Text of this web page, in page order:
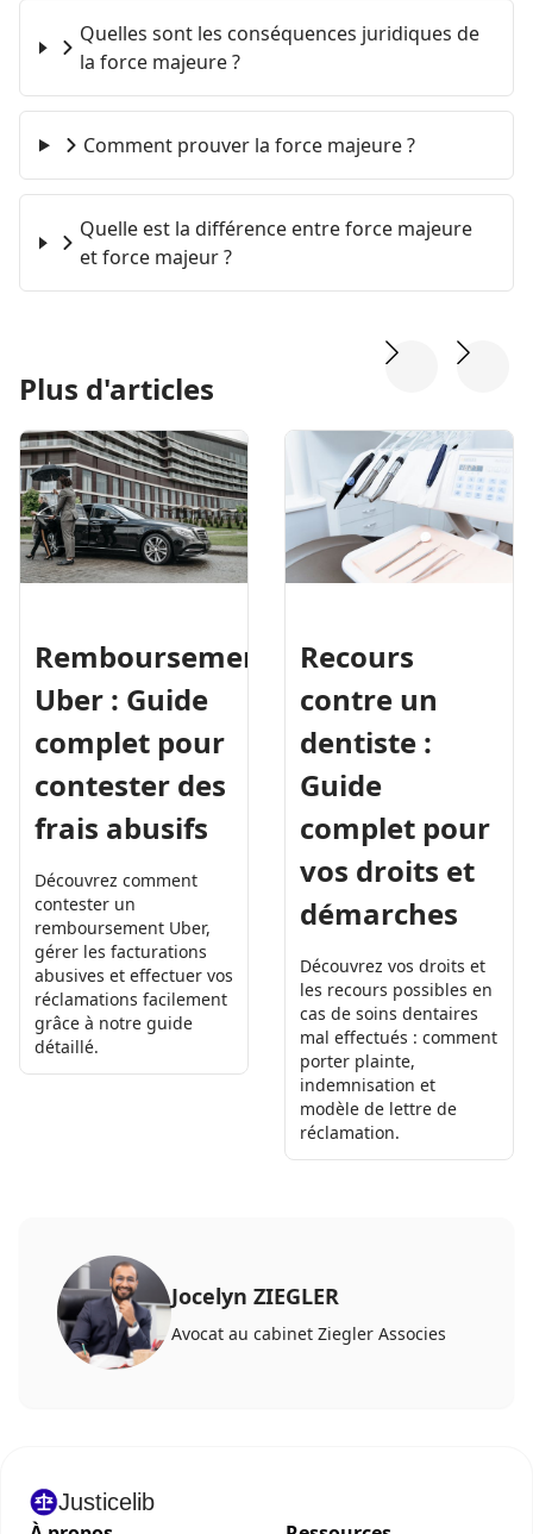
Quelles sont les conséquences juridiques de
la force majeure ?
Comment prouver la force majeure ?
Quelle est la différence entre force majeure
et force majeur ?
Plus d'articles
Remboursement
Uber : Guide
complet pour
contester des
frais abusifs
Découvrez comment
contester un
remboursement Uber,
gérer les facturations
abusives et effectuer vos
réclamations facilement
grâce à notre guide
détaillé.
Recours
contre un
dentiste :
Guide
complet pour
vos droits et
démarches
Découvrez vos droits et
les recours possibles en
cas de soins dentaires
mal effectués : comment
porter plainte,
indemnisation et
modèle de lettre de
réclamation.
Jocelyn ZIEGLER
Avocat au cabinet Ziegler Associes
Justicelib